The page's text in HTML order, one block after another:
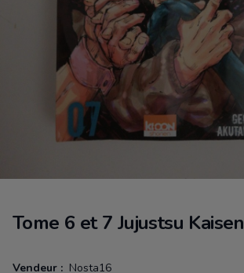
Tome 6 et 7 Jujustsu Kaisen
Vendeur : Nosta16